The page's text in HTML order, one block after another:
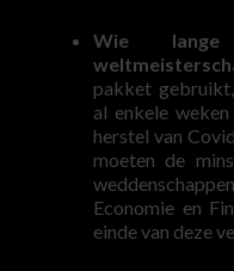
Wie
pakket
al enkele
herstel van
moeten de
Economie en
einde van deze